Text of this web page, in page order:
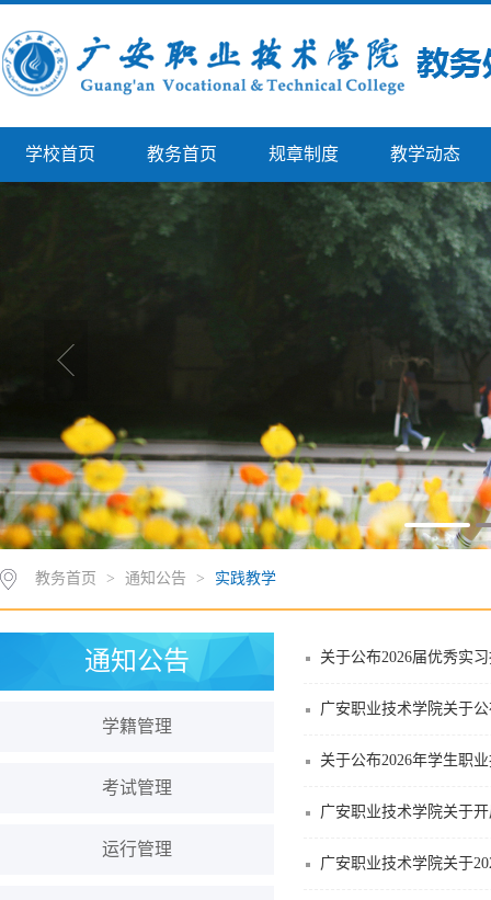
学校首页 教务首页 规章制度 教学动态
教务首页 > 通知公告 > 实践教学
通知公告
学籍管理
考试管理
运行管理
关于公布2026届优秀实
广安职业技术学院关于
关于公布2026年学生职
广安职业技术学院关于
广安职业技术学院关于